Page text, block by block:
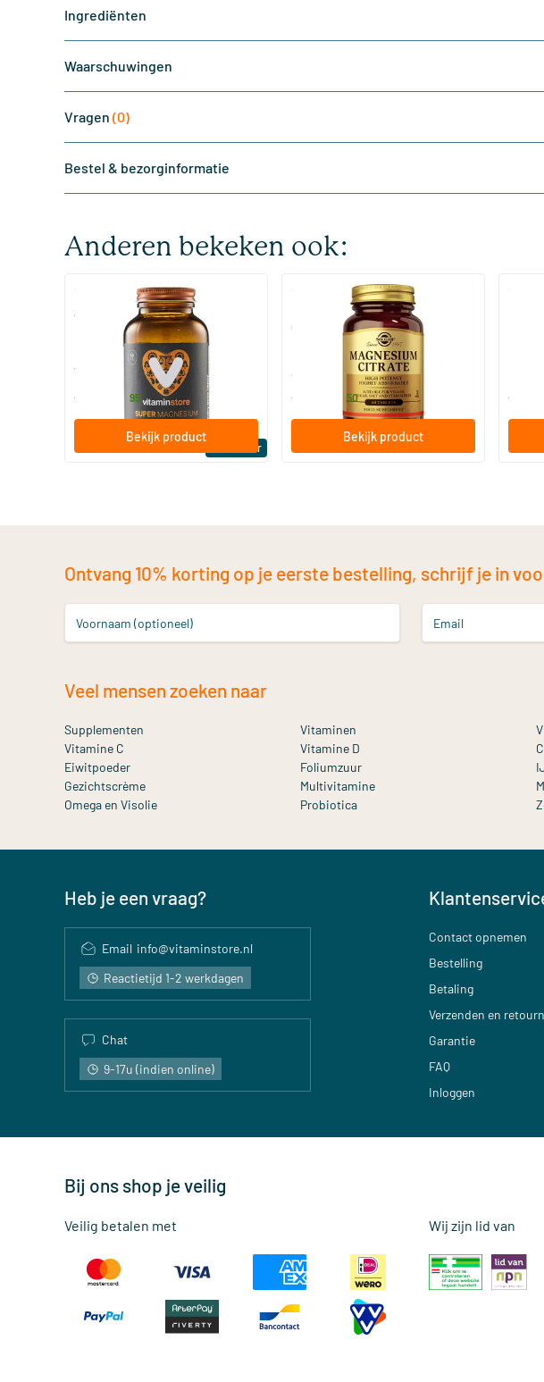
Ingrediënten
Waarschuwingen
Vragen (0)
Bestel & bezorginformatie
Anderen bekeken ook:
Bestseller
(510)
Super Magnesium
60/​120 tabletten
Vitaminstore
vanaf 95
Bekijk product
(287)
Magnesium Citrate (Magnesium
Citraat)
60/​120 tabletten
Solgar Vitamins
vanaf 50
Bekijk product
Bio-
vanaf
Ontvang 10% korting op je eerste bestelling, schrijf je in
Voornaam (optioneel) Email
Veel mensen zoeken naar
Supplementen Vitaminen
Vitamine C
Vitamine D
Eiwitpoeder
Foliumzuur
Gezichtscrème
Multivitamine
Omega en Visolie
Probiotica
Heb je een vraag?
Email info@vitaminstore.nl
Reactietijd 1-2 werkdagen
Chat
9-17u (indien online)
Contact opnemen
Bestelling
Betaling
Verzenden en
Garantie
FAQ
Inloggen
Bij ons shop je veilig
Veilig betalen met Wij zijn lid van